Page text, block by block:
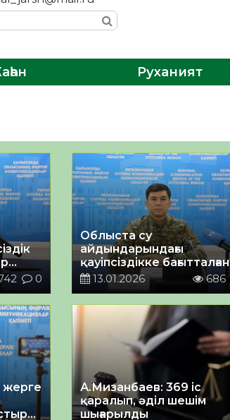
Руханият
0
Облыста су
айдындарындағы
қауіпсіздікке бағытталған
«мұз» акциясы өтуде
13.01.2026 686
жерге
А.Мизанбаев: 369 іс
қаралып, әділ шешім
шығарылды